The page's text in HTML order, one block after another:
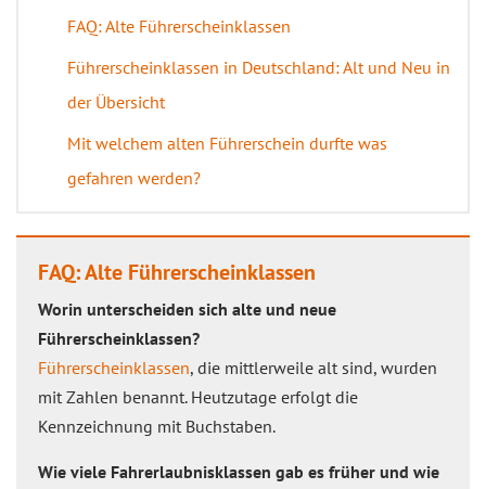
FAQ: Alte Führerscheinklassen
Führerscheinklassen in Deutschland: Alt und Neu in
der Übersicht
Mit welchem alten Führerschein durfte was
gefahren werden?
FAQ: Alte Führerscheinklassen
Worin unterscheiden sich alte und neue
Führerscheinklassen?
Führerscheinklassen, die mittlerweile alt sind, wurden
mit Zahlen benannt. Heutzutage erfolgt die
Kennzeichnung mit Buchstaben.
Wie viele Fahrerlaubnisklassen gab es früher und wie